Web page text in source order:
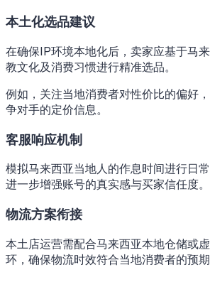
本土化选品建议
在确保IP环境本地化后，卖家应基于马
教文化及消费习惯进行精准选品。
例如，关注当地消费者对性价比的偏好
争对手的定价信息。
客服响应机制
模拟马来西亚当地人的作息时间进行日
进一步增强账号的真实感与买家信任度。
物流方案衔接
本土店运营需配合马来西亚本地仓储或
环，确保物流时效符合当地消费者的预期